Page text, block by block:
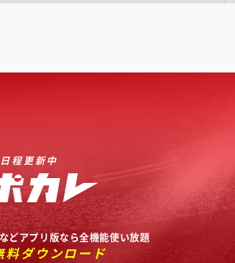
程更新中
どアプリ版なら全機能使い放題
料ダウンロード